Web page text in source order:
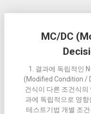
MC/DC
1. 결과에 독립적인
(Modified Condition /
건식이 다른 조건식의
과에 독립적으로 영
테스트기법 개별 조
navigation